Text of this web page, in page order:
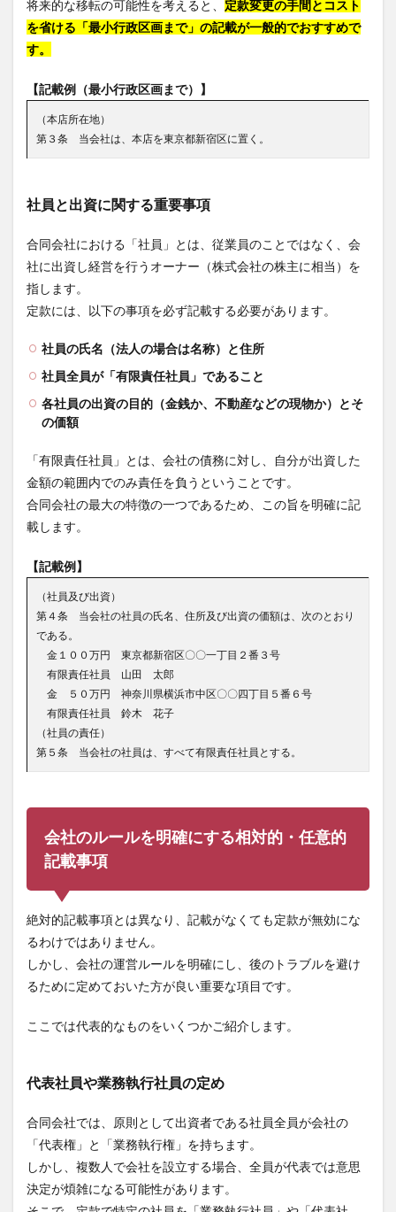
将来的な移転の可能性を考えると、 定款変更の手間とコスト
を省ける「最小行政区画まで」の記載が一般的でおすすめで
す。
【記載例（最小行政区画まで）】
（本店所在地）
第３条 当会社は、本店を東京都新宿区に置く。
社員と出資に関する重要事項
合同会社における「社員」とは、従業員のことではなく、会
社に出資し経営を行うオーナー（株式会社の株主に相当）を
指します。
定款には、以下の事項を必ず記載する必要があります。
社員の氏名（法人の場合は名称）と住所
社員全員が「有限責任社員」であること
各社員の出資の目的（金銭か、不動産などの現物か）とそ
の価額
「有限責任社員」とは、会社の債務に対し、自分が出資した
金額の範囲内でのみ責任を負うということです。
合同会社の最大の特徴の一つであるため、この旨を明確に記
載します。
【記載例】
（社員及び出資）
第４条 当会社の社員の氏名、住所及び出資の価額は、次のとおり
である。
金１００万円 東京都新宿区〇〇一丁目２番３号
有限責任社員 山田 太郎
金 ５０万円 神奈川県横浜市中区〇〇四丁目５番６号
有限責任社員 鈴木 花子
（社員の責任）
第５条 当会社の社員は、すべて有限責任社員とする。
会社のルールを明確にする相対的・任意的
記載事項
絶対的記載事項とは異なり、記載がなくても定款が無効にな
るわけではありません。
しかし、会社の運営ルールを明確にし、後のトラブルを避け
るために定めておいた方が良い重要な項目です。
ここでは代表的なものをいくつかご紹介します。
代表社員や業務執行社員の定め
合同会社では、原則として出資者である社員全員が会社の
「代表権」と「業務執行権」を持ちます。
しかし、複数人で会社を設立する場合、全員が代表では意思
決定が煩雑になる可能性があります。